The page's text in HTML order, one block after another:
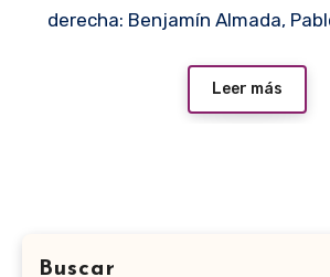
derecha: Benjamín Almada,
Leer más
Buscar